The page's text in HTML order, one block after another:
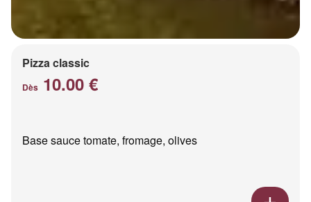
Pizza classic
Dès 10.00 €
Base sauce tomate, fromage, olives